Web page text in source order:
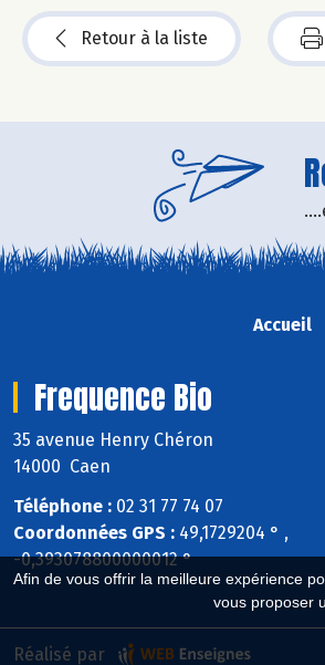
Afin de vous offrir la meilleure expérience
vous proposer
Retour à la liste
Accueil
Frequence Bio
35 avenue Henry Chéron
14000 Caen
Téléphone : 02 31 77 74 07
Coordonnées GPS : 49,1729204 ° ,
-0,393078800000012 °
Réalisé par